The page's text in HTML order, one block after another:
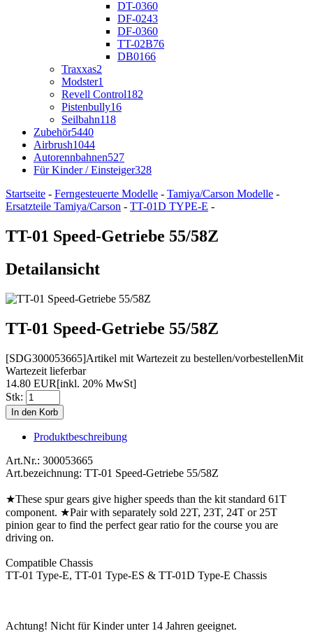
DT-0360
DF-0243
DF-0360
TT-02B76
DB0166
Traxxas2
Modster1
Revell Control182
Pistenbully16
Seilbahn118
Zubehör5440
Airbrush1044
Autorennbahnen527
Für Kinder / Einsteiger328
Startseite - Ferngesteuerte Modelle - Tamiya/Carson Modelle -
Ersatzteile Tamiya/Carson - TT-01D TYPE-E -
TT-01 Speed-Getriebe 55/58Z
Detailansicht
TT-01 Speed-Getriebe 55/58Z
[SDG300053665]Artikel mit Wartezeit zu bestellen/vorbestellenMit
Wartezeit lieferbar
14.80 EUR[inkl. 20% MwSt]
Stk:
Produktbeschreibung
Art.Nr.: 300053665
Art.bezeichnung: TT-01 Speed-Getriebe 55/58Z
★These spur gears give higher speeds than the kit standard 61T
component. ★Pair with separately sold 22T, 23T, 24T or 25T
pinion gear to find the perfect gear ratio for the course you are
driving on.
Compatible Chassis
TT-01 Type-E, TT-01 Type-ES & TT-01D Type-E Chassis
Achtung! Nicht für Kinder unter 14 Jahren geeignet.